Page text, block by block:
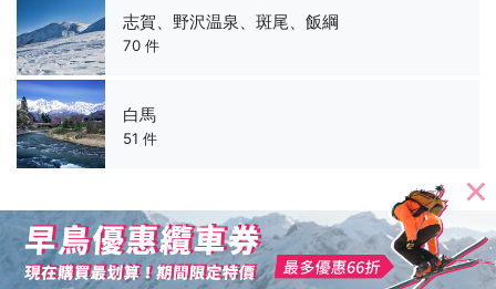
查看滑雪場優惠
志賀、野沢温泉、斑尾、飯綱
70 件
白馬
51 件
おすすめの都道府県一覧 都道府県一覧へ